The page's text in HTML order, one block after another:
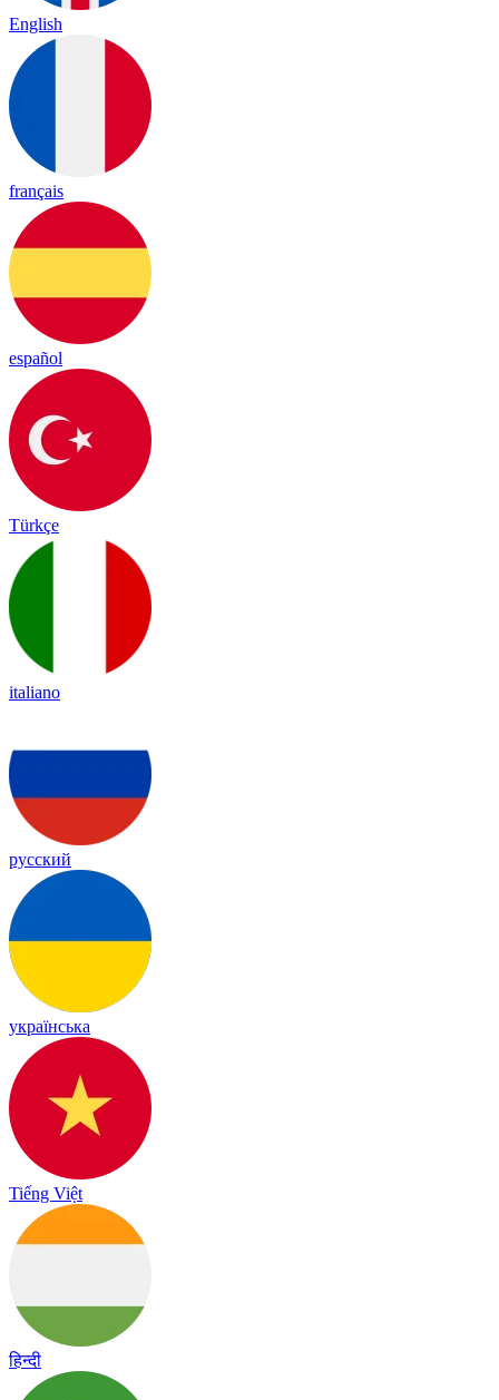
English
français
español
Türkçe
italiano
русский
українська
Tiếng Việt
हिन्दी